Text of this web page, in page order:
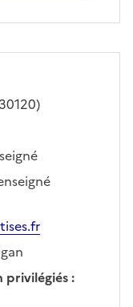
privilégiés: